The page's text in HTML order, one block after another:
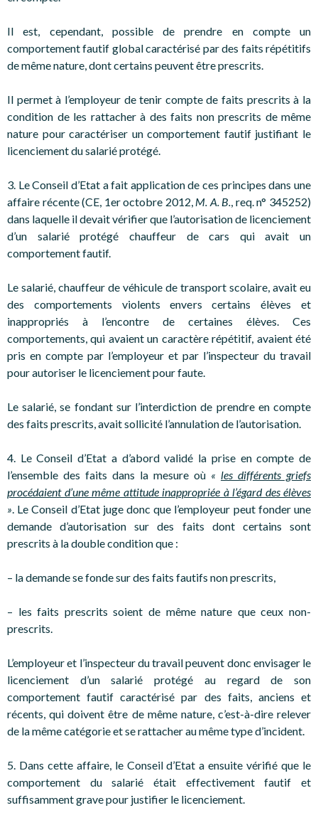
Il est, cependant, possible de prendre en compte un
comportement fautif global caractérisé par des faits répétitifs
de même nature, dont certains peuvent être prescrits.
Il permet à l’employeur de tenir compte de faits prescrits à la
condition de les rattacher à des faits non prescrits de même
nature pour caractériser un comportement fautif justifiant le
licenciement du salarié protégé.
3. Le Conseil d’Etat a fait application de ces principes dans une
affaire récente (CE, 1er octobre 2012,M. A. B., req. n° 345252)
dans laquelle il devait vérifier que l’autorisation de licenciement
d’un salarié protégé chauffeur de cars qui avait un
comportement fautif.
Le salarié, chauffeur de véhicule de transport scolaire, avait eu
des comportements violents envers certains élèves et
inappropriés à l’encontre de certaines élèves. Ces
comportements, qui avaient un caractère répétitif, avaient été
pris en compte par l’employeur et par l’inspecteur du travail
pour autoriser le licenciement pour faute.
Le salarié, se fondant sur l’interdiction de prendre en compte
des faits prescrits, avait sollicité l’annulation de l’autorisation.
4. Le Conseil d’Etat a d’abord validé la prise en compte de
l’ensemble des faits dans la mesure où « les différents griefs
procédaient d’une même attitude inappropriée à l’égard des élèves
». Le Conseil d’Etat juge donc que l’employeur peut fonder une
demande d’autorisation sur des faits dont certains sont
prescrits à la double condition que :
– la demande se fonde sur des faits fautifs non prescrits,
– les faits prescrits soient de même nature que ceux non-
prescrits.
L’employeur et l’inspecteur du travail peuvent donc envisager le
licenciement d’un salarié protégé au regard de son
comportement fautif caractérisé par des faits, anciens et
récents, qui doivent être de même nature, c’est-à-dire relever
de la même catégorie et se rattacher au même type d’incident.
5. Dans cette affaire, le Conseil d’Etat a ensuite vérifié que le
comportement du salarié était effectivement fautif et
suffisamment grave pour justifier le licenciement.